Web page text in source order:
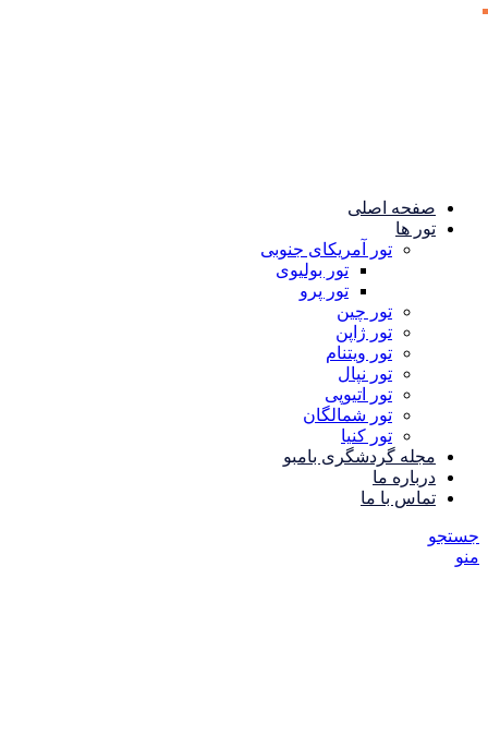
صفحه اصلی
تور ها
تور آمریکای جنوبی
تور بولیوی
تور پرو
تور چین
تور ژاپن
تور ویتنام
تور نپال
تور اتیوپی
تور شمالگان
تور کنیا
مجله گردشگری بامبو
درباره ما
تماس با ما
جستجو
منو